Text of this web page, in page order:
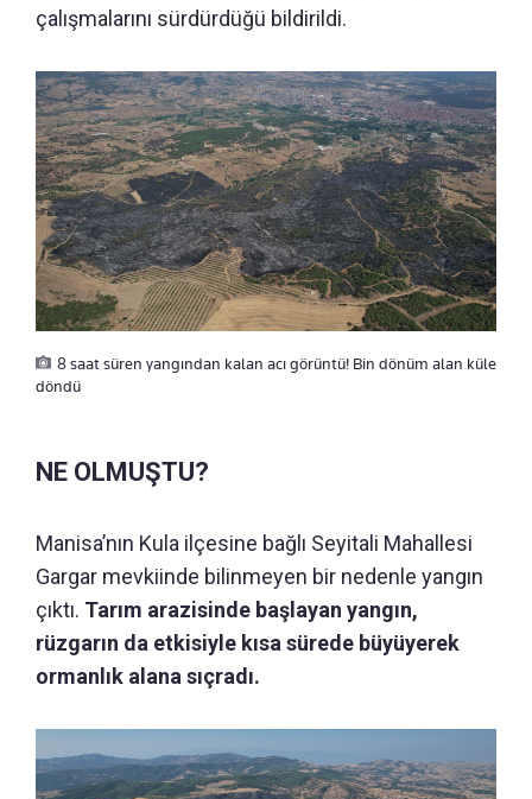
çalışmalarını sürdürdüğü bildirildi.
8 saat süren yangından kalan acı görüntü! Bin dönüm alan küle
döndü
NE OLMUŞTU?
Manisa’nın Kula ilçesine bağlı Seyitali Mahallesi
Gargar mevkiinde bilinmeyen bir nedenle yangın
çıktı. Tarım arazisinde başlayan yangın,
rüzgarın da etkisiyle kısa sürede büyüyerek
ormanlık alana sıçradı.